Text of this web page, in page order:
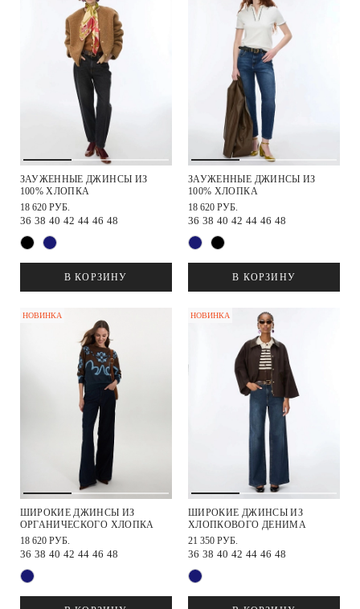
ЗАУЖЕННЫЕ ДЖИНСЫ ИЗ
100% ХЛОПКА
18 620 РУБ.
36 38 40 42 44 46 48
В КОРЗИНУ
ЗАУЖЕННЫЕ ДЖИНСЫ ИЗ
100% ХЛОПКА
18 620 РУБ.
36 38 40 42 44 46 48
В КОРЗИНУ
НОВИНКА
ШИРОКИЕ ДЖИНСЫ ИЗ
ОРГАНИЧЕСКОГО ХЛОПКА
18 620 РУБ.
36 38 40 42 44 46 48
НОВИНКА
ШИРОКИЕ ДЖИНСЫ ИЗ
ХЛОПКОВОГО ДЕНИМА
21 350 РУБ.
36 38 40 42 44 46 48